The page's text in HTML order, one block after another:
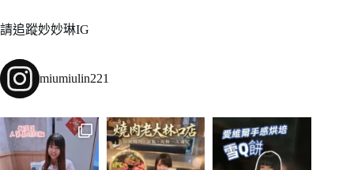
請追蹤妙妙琳IG
miumiulin221